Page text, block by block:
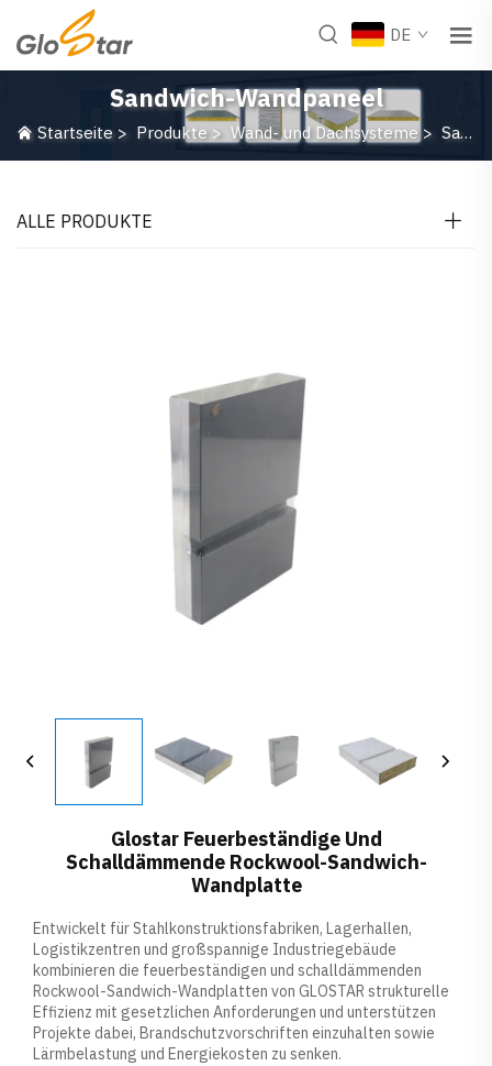
DE
Sandwich-Wandpaneel
Startseite > Produkte> Wand- und Dachsysteme> Sandwich-Wandpaneel
ALLE PRODUKTE
Glostar Feuerbeständige Und
Schalldämmende Rockwool-Sandwich-
Wandplatte
Entwickelt für Stahlkonstruktionsfabriken, Lagerhallen,
Logistikzentren und großspannige Industriegebäude
kombinieren die feuerbeständigen und schalldämmenden
Rockwool-Sandwich-Wandplatten von GLOSTAR strukturelle
Effizienz mit gesetzlichen Anforderungen und unterstützen
Projekte dabei, Brandschutzvorschriften einzuhalten sowie
Lärmbelastung und Energiekosten zu senken.